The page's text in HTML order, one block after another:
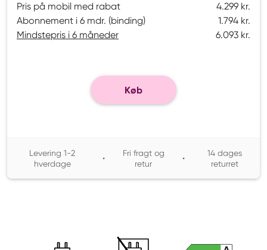
Pris på mobil med rabat
4.299 kr.
Abonnement i 6 mdr. (binding)
1.794 kr.
Mindstepris i 6 måneder
6.093 kr.
Køb
Levering 1-2
hverdage
•
Fri fragt og
retur
•
14 dages
returret